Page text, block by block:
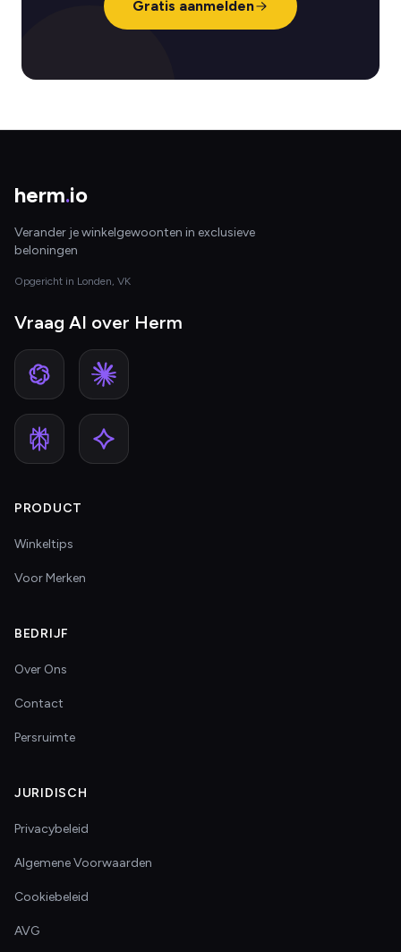
Gratis aanmelden
herm.io
Verander je winkelgewoonten in exclusieve
beloningen
Opgericht in Londen, VK
Vraag AI over Herm
PRODUCT
Winkeltips
Voor Merken
BEDRIJF
Over Ons
Contact
Persruimte
JURIDISCH
Privacybeleid
Algemene Voorwaarden
Cookiebeleid
AVG